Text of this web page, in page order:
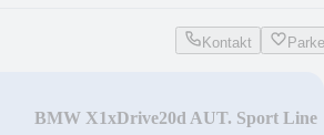
Kontakt
BMW X1xDrive20d AUT. Sport Line